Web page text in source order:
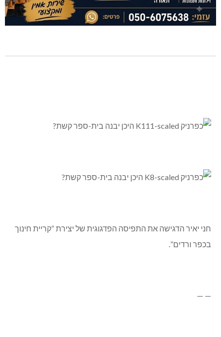
חני יאיר הדגישה את התפיסה הפדגוגית של יצירת “קריית חינוך
בכפר ורדים”.
— —